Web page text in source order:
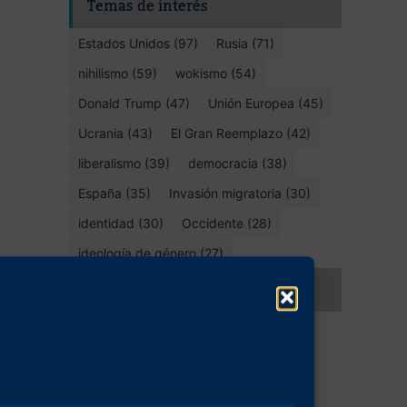
Temas de interés
Estados Unidos (97)
Rusia (71)
nihilismo (59)
wokismo (54)
Donald Trump (47)
Unión Europea (45)
Ucrania (43)
El Gran Reemplazo (42)
liberalismo (39)
democracia (38)
España (35)
Invasión migratoria (30)
identidad (30)
Occidente (28)
ideología de género (27)